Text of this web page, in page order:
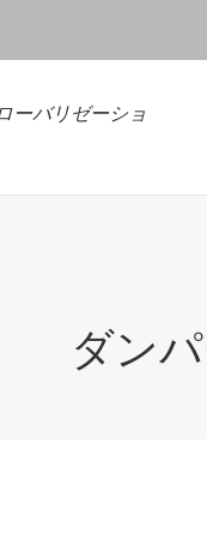
ーバリゼーショ
ダン